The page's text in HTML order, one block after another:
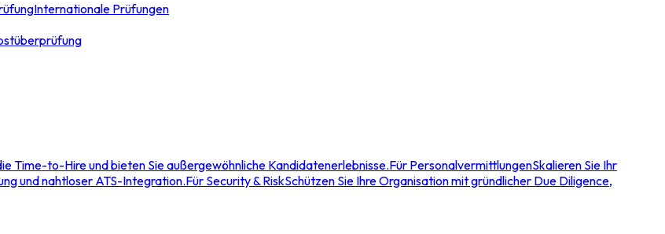
Internationale Prüfungen
Time-to-Hire und bieten Sie außergewöhnliche Kandidatenerlebnisse.Für PersonalvermittlungenSkalieren Sie Ihr
und nahtloser ATS-Integration.Für Security & RiskSchützen Sie Ihre Organisation mit gründlicher Due Diligence,